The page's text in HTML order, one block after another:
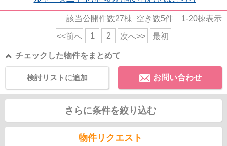
該当公開件数27棟 空き数5件 1-20棟表示
<<前へ 1 2 次へ>> 最初
チェックした物件をまとめて
お問い合わせ
検討リストに追加
さらに条件を絞り込む
物件リクエスト